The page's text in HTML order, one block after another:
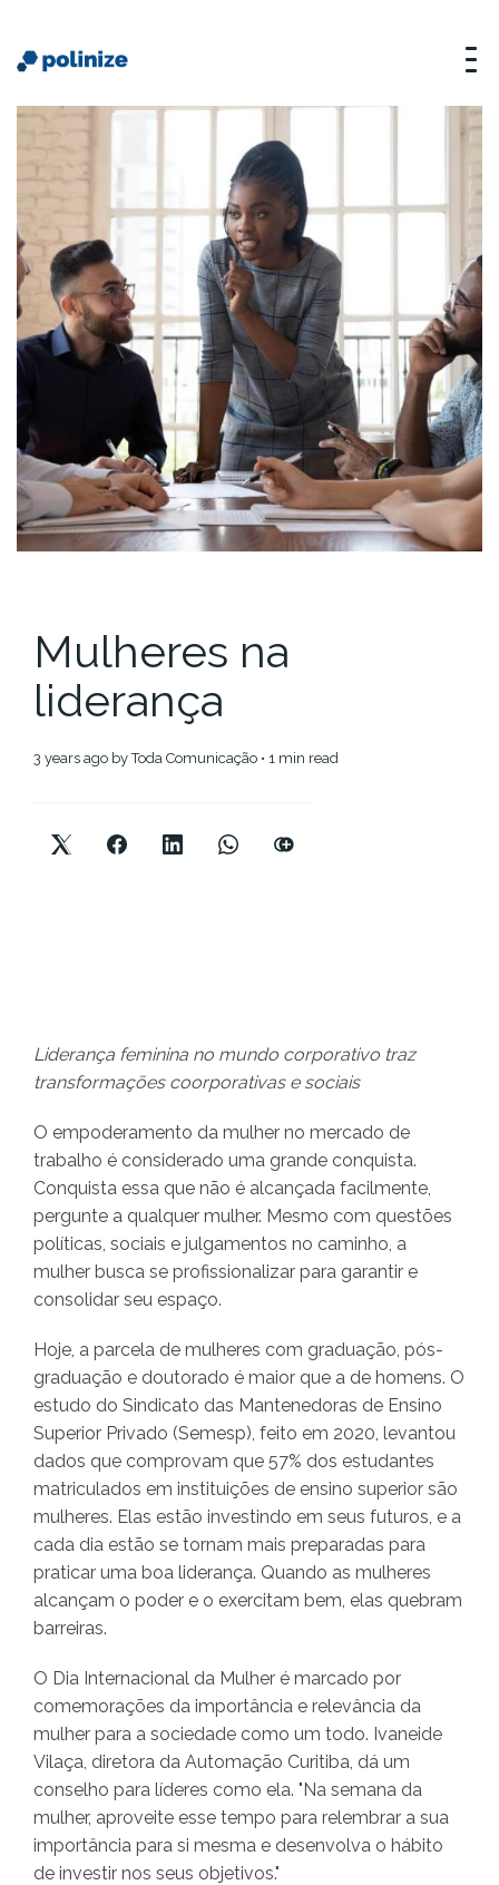
Mulheres na
liderança
3 years ago byToda Comunicação • 1 min read
Liderança feminina no mundo corporativo traz
transformações coorporativas e sociais
O empoderamento da mulher no mercado de
trabalho é considerado uma grande conquista.
Conquista essa que não é alcançada facilmente,
pergunte a qualquer mulher. Mesmo com questões
políticas, sociais e julgamentos no caminho, a
mulher busca se profissionalizar para garantir e
consolidar seu espaço.
Hoje, a parcela de mulheres com graduação, pós-
graduação e doutorado é maior que a de homens. O
estudo do Sindicato das Mantenedoras de Ensino
Superior Privado (Semesp), feito em 2020, levantou
dados que comprovam que 57% dos estudantes
matriculados em instituições de ensino superior são
mulheres. Elas estão investindo em seus futuros, e a
cada dia estão se tornam mais preparadas para
praticar uma boa liderança. Quando as mulheres
alcançam o poder e o exercitam bem, elas quebram
barreiras.
O Dia Internacional da Mulher é marcado por
comemorações da importância e relevância da
mulher para a sociedade como um todo. Ivaneide
Vilaça, diretora da Automação Curitiba, dá um
conselho para líderes como ela. "Na semana da
mulher, aproveite esse tempo para relembrar a sua
importância para si mesma e desenvolva o hábito
de investir nos seus objetivos."